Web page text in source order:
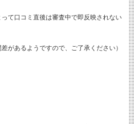
って口コミ直後は審査中で即反映されない
があるようですので、ご了承ください）